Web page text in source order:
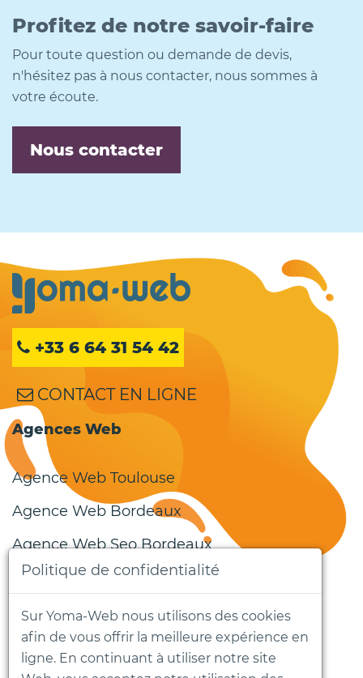
Politique de confidentialité
Sur Yoma-Web nous utilisons des cookies
afin de vous offrir la meilleure expérience en
ligne. En continuant à utiliser notre site
Profitez de notre savoir-faire
Pour toute question ou demande de devis,
n'hésitez pas à nous contacter, nous sommes à
votre écoute.
Nous contacter
+33 6 64 31 54 42
CONTACT EN LIGNE
Agences Web
Agence Web Toulouse
Agence Web Bordeaux
Agence Web Seo Bordeaux
Services Web
Création de site internet et référencement
Agen